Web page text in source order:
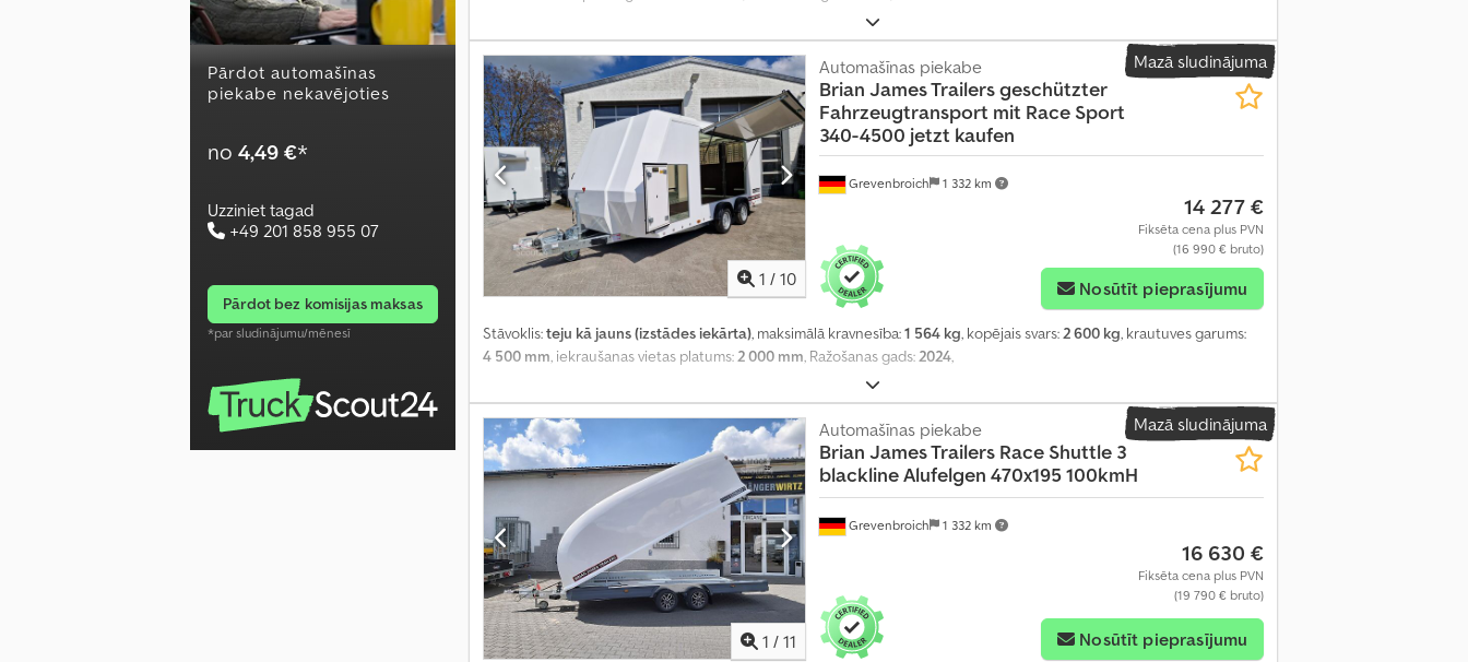
Pārdot automašīnas
piekabe nekavējoties
no 4,49 €*
Uzziniet tagad
+49 201 858 955 07
pārdot bez komisijas maksas
*par sludinājumu/mēnesī
Mazā sludinājuma
1 / 10
Grevenbroich 1 332 km
Automašīnas piekabe
Brian James Trailersgeschützter
Fahrzeugtransport mit Race Sport
340-4500 jetzt kaufen
14 277 €
Fiksēta cena plus PVN
(16 990 € bruto)
Nosūtīt pieprasījumu
Stāvoklis:teju kā jauns (izstādes iekārta), maksimālā kravnesība:1 564 kg, kopējais svars:2 600 kg, krautuves garums:
4 500 mm, iekraušanas vietas platums:2 000 mm, Ražošanas gads:2024,
Mazā sludinājuma
1 / 11
Grevenbroich 1 332 km
Automašīnas piekabe
Brian James Trailers Race Shuttle 3
blackline Alufelgen 470x195 100kmH
16 630 €
Fiksēta cena plus PVN
(19 790 € bruto)
Nosūtīt pieprasījumu